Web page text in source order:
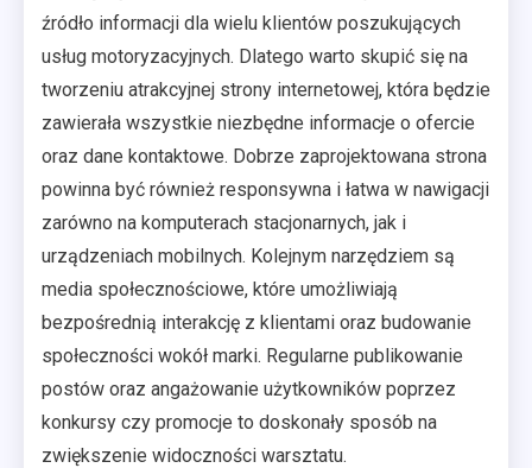
źródło informacji dla wielu klientów poszukujących
usług motoryzacyjnych. Dlatego warto skupić się na
tworzeniu atrakcyjnej strony internetowej, która będzie
zawierała wszystkie niezbędne informacje o ofercie
oraz dane kontaktowe. Dobrze zaprojektowana strona
powinna być również responsywna i łatwa w nawigacji
zarówno na komputerach stacjonarnych, jak i
urządzeniach mobilnych. Kolejnym narzędziem są
media społecznościowe, które umożliwiają
bezpośrednią interakcję z klientami oraz budowanie
społeczności wokół marki. Regularne publikowanie
postów oraz angażowanie użytkowników poprzez
konkursy czy promocje to doskonały sposób na
zwiększenie widoczności warsztatu.